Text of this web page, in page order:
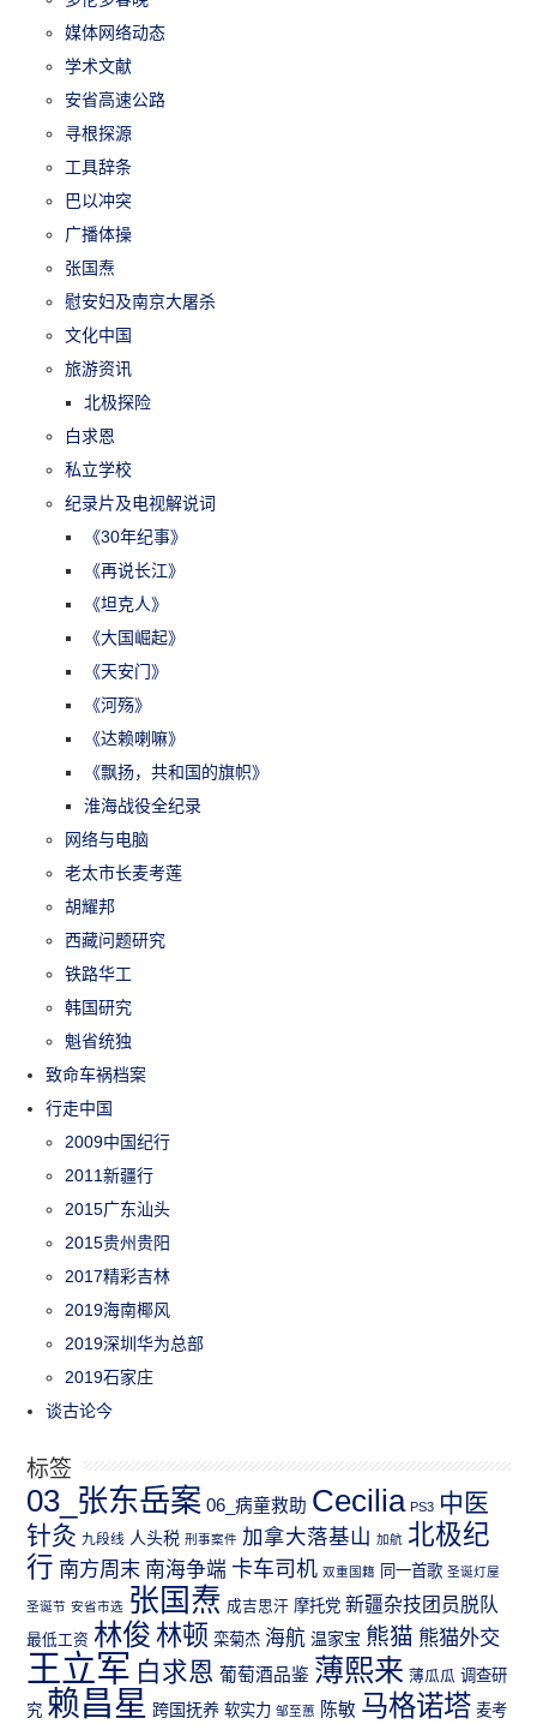
媒体网络动态
学术文献
安省高速公路
寻根探源
工具辞条
巴以冲突
广播体操
张国焘
慰安妇及南京大屠杀
文化中国
旅游资讯
北极探险
白求恩
私立学校
纪录片及电视解说词
《30年纪事》
《再说长江》
《坦克人》
《大国崛起》
《天安门》
《河殇》
《达赖喇嘛》
《飘扬，共和国的旗帜》
淮海战役全纪录
网络与电脑
老太市长麦考莲
胡耀邦
西藏问题研究
铁路华工
韩国研究
魁省统独
致命车祸档案
行走中国
2009中国纪行
2011新疆行
2015广东汕头
2015贵州贵阳
2017精彩吉林
2019海南椰风
2019深圳华为总部
2019石家庄
谈古论今
标签
03_张东岳案 06_病童救助 Cecilia PS3 中医
针灸 九段线 人头税 刑事案件 加拿大落基山 加航 北极纪
行 南方周末 南海争端 卡车司机 双重国籍 同一首歌 圣诞灯屋
圣诞节 安省市选 张国焘 成吉思汗 摩托党 新疆杂技团员脱队
最低工资 林俊 林顿 栾菊杰 海航 温家宝 熊猫 熊猫外交
王立军 白求恩 葡萄酒品鉴 薄熙来 薄瓜瓜 调查研
究 赖昌星 跨国抚养 软实力 邹至蕙 陈敏 马格诺塔 麦考